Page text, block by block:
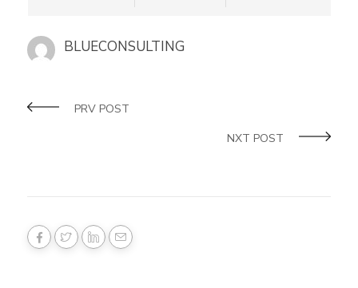
BLUECONSULTING
PRV POST
NXT POST